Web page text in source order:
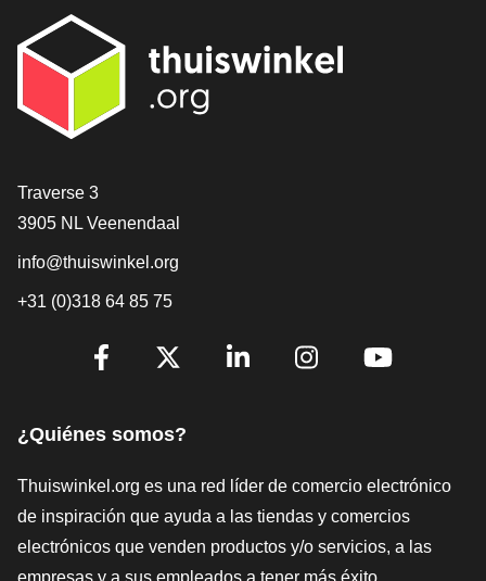
[_General:Contact]
Traverse 3
3905 NL Veenendaal
info@thuiswinkel.org
+31 (0)318 64 85 75
[_General:SocialMediaTitle]
¿Quiénes somos?
Thuiswinkel.org es una red líder de comercio electrónico
de inspiración que ayuda a las tiendas y comercios
electrónicos que venden productos y/o servicios, a las
empresas y a sus empleados a tener más éxito.